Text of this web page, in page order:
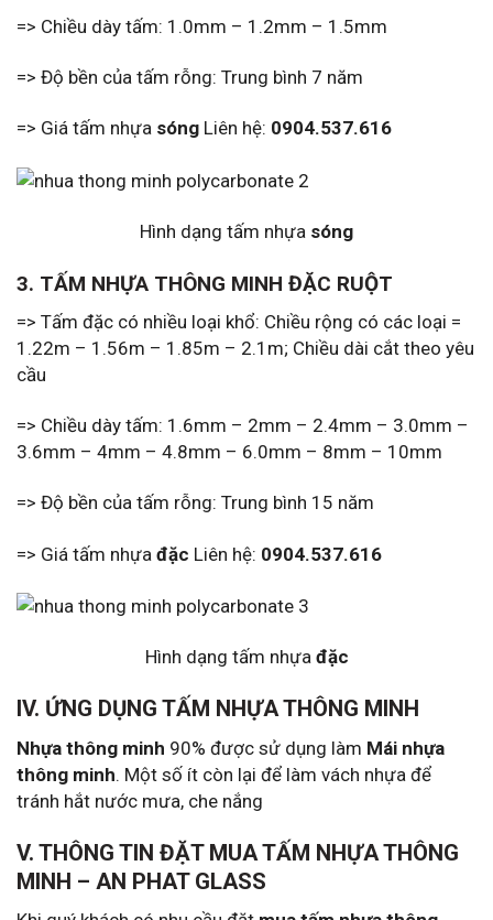
=> Chiều dày tấm: 1.0mm – 1.2mm – 1.5mm
=> Độ bền của tấm rỗng: Trung bình 7 năm
=> Giá tấm nhựa sóng Liên hệ: 0904.537.616
Hình dạng tấm nhựa sóng
3. TẤM NHỰA THÔNG MINH ĐẶC RUỘT
=> Tấm đặc có nhiều loại khổ: Chiều rộng có các loại =
1.22m – 1.56m – 1.85m – 2.1m; Chiều dài cắt theo yêu
cầu
=> Chiều dày tấm: 1.6mm – 2mm – 2.4mm – 3.0mm –
3.6mm – 4mm – 4.8mm – 6.0mm – 8mm – 10mm
=> Độ bền của tấm rỗng: Trung bình 15 năm
=> Giá tấm nhựa đặc Liên hệ: 0904.537.616
Hình dạng tấm nhựa đặc
IV. ỨNG DỤNG TẤM NHỰA THÔNG MINH
Nhựa thông minh 90% được sử dụng làm Mái nhựa
thông minh. Một số ít còn lại để làm vách nhựa để
tránh hắt nước mưa, che nắng
V. THÔNG TIN ĐẶT MUA TẤM NHỰA THÔNG
MINH – AN PHAT GLASS